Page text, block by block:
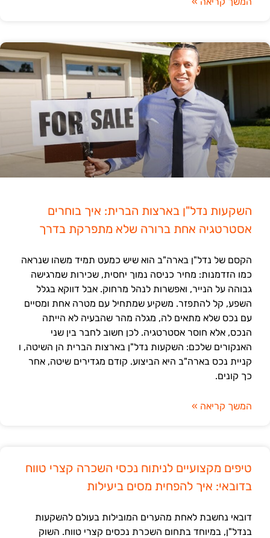
השקעות נדל"ן בארצות הברית: איך בוחרים
אסטרטגיה אחת ברורה שלא מתפרקת בדרך
הקסם של נדל"ן בארה"ב הוא שיש כמעט תמיד משהו שנראה
כמו הזדמנות: מחיר כניסה נמוך יחסית, שכירות שמרגישה
גבוהה על הנייר, ואפשרות לנהל מרחוק. אבל דווקא בגלל
השפע, קל להתפזר. משקיע שמתחיל עם מטרה אחת ומסיים
עם נכס שלא מתאים לה, מגלה מהר שהבעיה לא הייתה
הנכס, אלא חוסר אסטרטגיה. לכן חשוב לחבר בין שני
האנקורים שלכם: השקעות נדל"ן בארצות הברית הן השיטה, ו
קניית נכס בארה"ב היא הביצוע. קודם מגדירים שיטה, אחר
כך קונים.
המשך קריאה »
טיפים מקצועיים לניתוח נכסי השכרה קצרי טווח
בדובאי: איך להפחית מסים ביעילות
דובאי נחשבת לאחת מהערים המובילות בעולם להשקעות
בנדל"ן, במיוחד בתחום השכרת נכסים קצרי טווח. השוק